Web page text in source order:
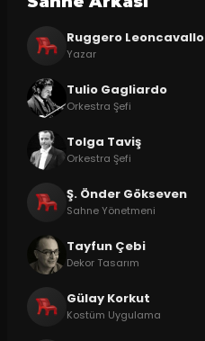
Ruggero Leoncavallo
Yazar
Tulio Gagliardo
Orkestra Şefi
Tolga Taviş
Orkestra Şefi
Ş. Önder Gökseven
Sahne Yönetmeni
Tayfun Çebi
Dekor Tasarım
Gülay Korkut
Kostüm Uygulama